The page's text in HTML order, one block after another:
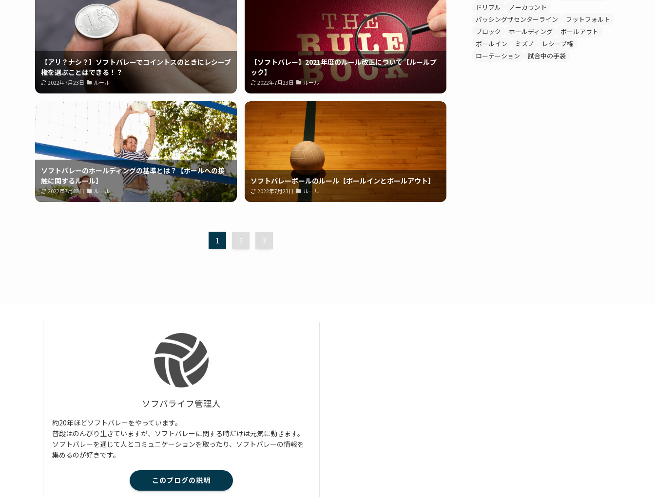
【アリ？ナシ？】ソフトバレーでコイントスのときにレシーブ
権を選ぶことはできる！？
2022年7月23日 ルール
【ソフトバレー】2021年度のルール改正について【ルールブ
ック】
2022年7月23日 ルール
ソフトバレーのホールディングの基準とは？【ボールへの接
触に関するルール】
2022年7月23日 ルール
ソフトバレーボールのルール【ボールインとボールアウト】
2022年7月23日 ルール
1 2 3
ドリブル
ノーカウント
パッシングザセンターライン
フットフォルト
ブロック
ホールディング
ボールアウト
ボールイン
ミズノ
レシーブ権
ローテーション
試合中の手袋
ソフバライフ管理人
約20年ほどソフトバレーをやっています。
普段はのんびり生きていますが、ソフトバレーに関する時だけは元気に動きます。
ソフトバレーを通じて人とコミュニケーションを取ったり、ソフトバレーの情報を
集めるのが好きです。
このブログの説明